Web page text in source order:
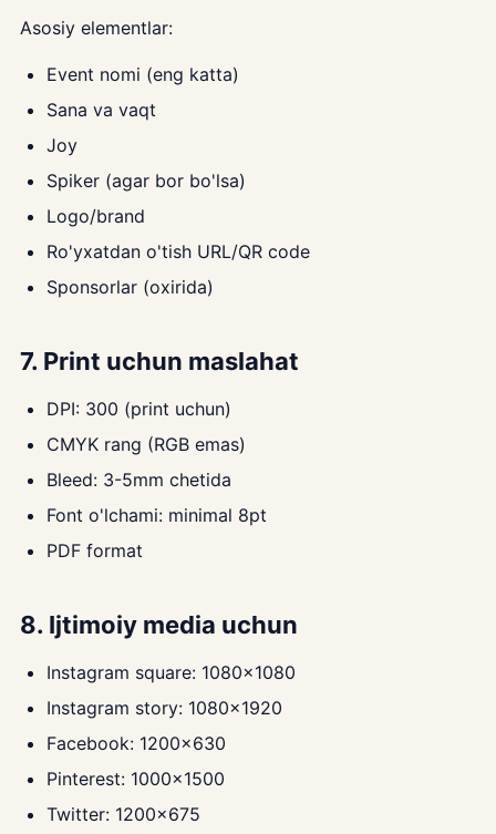
Asosiy elementlar:
Event nomi (eng katta)
Sana va vaqt
Joy
Spiker (agar bor bo'lsa)
Logo/brand
Ro'yxatdan o'tish URL/QR code
Sponsorlar (oxirida)
7. Print uchun maslahat
DPI: 300 (print uchun)
CMYK rang (RGB emas)
Bleed: 3-5mm chetida
Font o'lchami: minimal 8pt
PDF format
8. Ijtimoiy media uchun
Instagram square: 1080x1080
Instagram story: 1080x1920
Facebook: 1200x630
Pinterest: 1000x1500
Twitter: 1200x675